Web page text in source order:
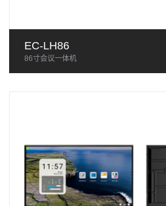
EC-LH86
86寸会议一体机